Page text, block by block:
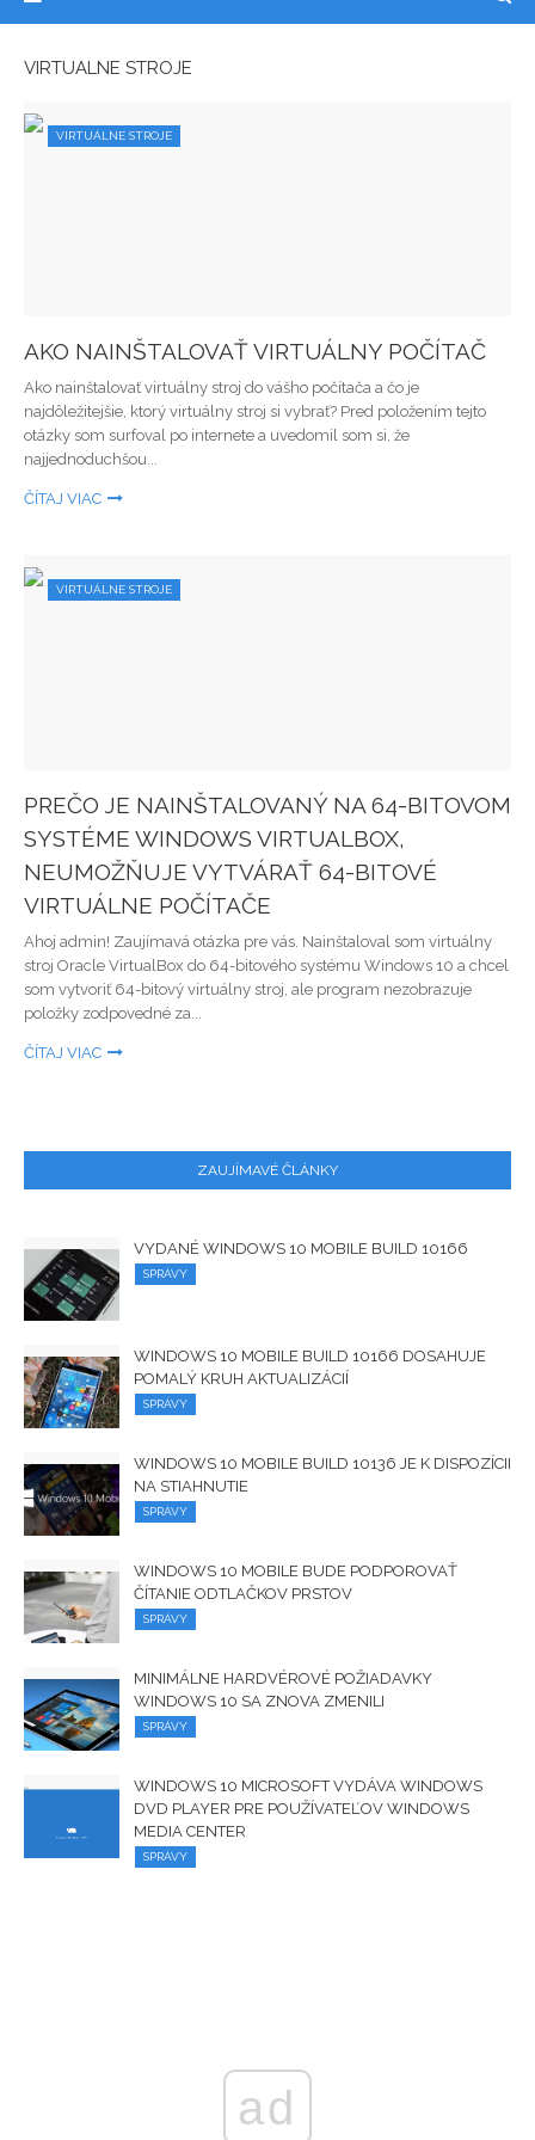
VIRTUÁLNE STROJE
VIRTUÁLNE STROJE
AKO NAINŠTALOVAŤ VIRTUÁLNY POČÍTAČ
Ako nainštalovať virtuálny stroj do vášho počítača a čo je
najdôležitejšie, ktorý virtuálny stroj si vybrať? Pred položením tejto
otázky som surfoval po internete a uvedomil som si, že
najjednoduchšou...
ČÍTAJ VIAC
VIRTUÁLNE STROJE
PREČO JE NAINŠTALOVANÝ NA 64-BITOVOM
SYSTÉME WINDOWS VIRTUALBOX,
NEUMOŽŇUJE VYTVÁRAŤ 64-BITOVÉ
VIRTUÁLNE POČÍTAČE
Ahoj admin! Zaujímavá otázka pre vás. Nainštaloval som virtuálny
stroj Oracle VirtualBox do 64-bitového systému Windows 10 a chcel
som vytvoriť 64-bitový virtuálny stroj, ale program nezobrazuje
položky zodpovedné za...
ČÍTAJ VIAC
ZAUJÍMAVÉ ČLÁNKY
VYDANÉ WINDOWS 10 MOBILE BUILD 10166
SPRÁVY
WINDOWS 10 MOBILE BUILD 10166 DOSAHUJE
POMALÝ KRUH AKTUALIZÁCIÍ
SPRÁVY
WINDOWS 10 MOBILE BUILD 10136 JE K DISPOZÍCII
NA STIAHNUTIE
SPRÁVY
WINDOWS 10 MOBILE BUDE PODPOROVAŤ
ČÍTANIE ODTLAČKOV PRSTOV
SPRÁVY
MINIMÁLNE HARDVÉROVÉ ​​POŽIADAVKY
WINDOWS 10 SA ZNOVA ZMENILI
SPRÁVY
WINDOWS 10 MICROSOFT VYDÁVA WINDOWS
DVD PLAYER PRE POUŽÍVATEĽOV WINDOWS
MEDIA CENTER
SPRÁVY
ad